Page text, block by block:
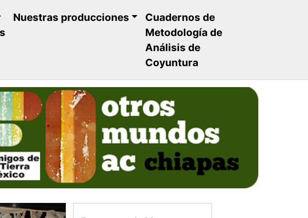
Nuestras producciones
Cuadernos de
Metodología de
Análisis de
Coyuntura